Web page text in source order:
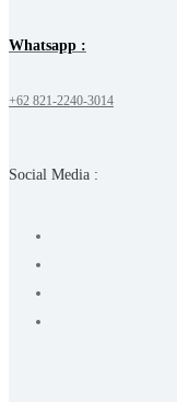
Whatsapp :
+62 821-2240-3014
Social Media :